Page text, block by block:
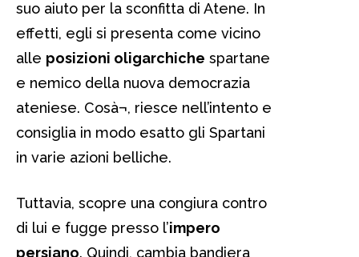
suo aiuto per la sconfitta di Atene. In
effetti, egli si presenta come vicino
alle posizioni oligarchiche spartane
e nemico della nuova democrazia
ateniese. Cosà¬, riesce nell’intento e
consiglia in modo esatto gli Spartani
in varie azioni belliche.
Tuttavia, scopre una congiura contro
di lui e fugge presso l’impero
persiano. Quindi, cambia bandiera